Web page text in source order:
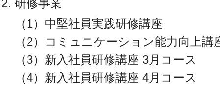
研修事業
（1）中堅社員実践研修講座
（2）コミュニケーション能力向上講
（3）新入社員研修講座 3月コース
（4）新入社員研修講座 4月コース